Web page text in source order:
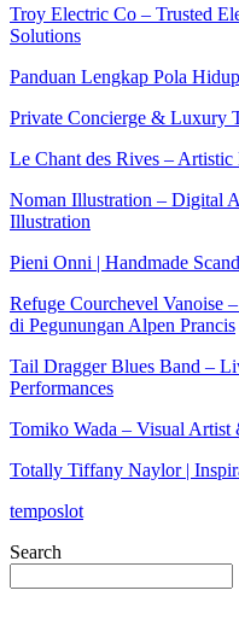
Troy Electric Co – Trusted
Solutions
Panduan Lengkap Pola
Private Concierge & Luxury
Le Chant des Rives –
Noman Illustration – Digital
Illustration
Pieni Onni | Handmade
Refuge Courchevel Vanoise
di Pegunungan Alpen Prancis
Tail Dragger Blues Band –
Performances
Tomiko Wada – Visual
Totally Tiffany Naylor |
temposlot
Search